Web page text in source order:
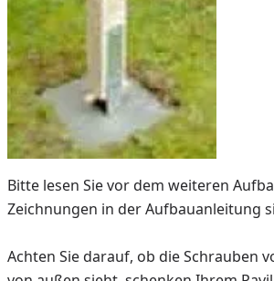
Bitte lesen Sie vor dem weiteren
Zeichnungen in der Aufbauanleitung
Achten Sie darauf, ob die Schrauben